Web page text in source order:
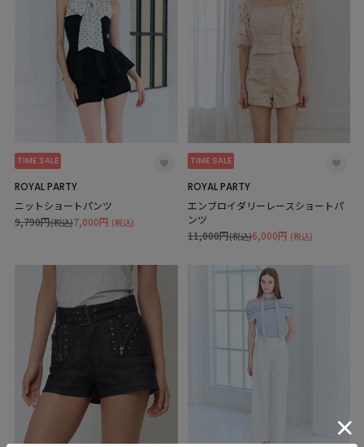
TIME SALE
ROYAL PARTY
ニットショートパンツ
7,000円 (税込)
9,790円(税込)
TIME SALE
ROYAL PARTY
エンブロイダリーレースショートパ
ンツ
6,000円 (税込)
11,000円(税込)